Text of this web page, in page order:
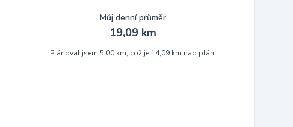
Můj denní průměr
19,09 km
Plánoval jsem 5,00 km, což je 14,09 km nad plán.